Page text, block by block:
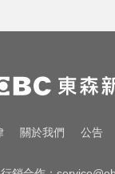
公帳被抓包
還大！馬斯克喊打造
築」 亮點一次看
員范織欽涉收回扣
關於我們 公告